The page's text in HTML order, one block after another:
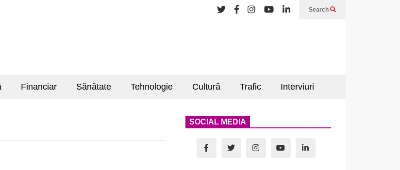
Search
Financiar Sănătate Tehnologie Cultură Trafic Interviuri
SOCIAL MEDIA